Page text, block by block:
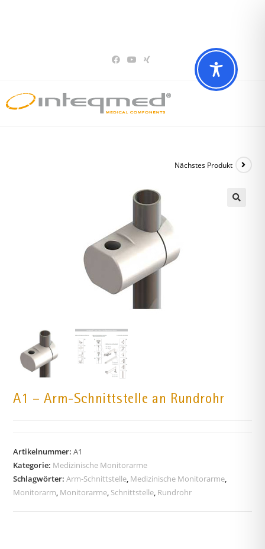
Nächstes Produkt
A1 – Arm-Schnittstelle an Rundrohr
Artikelnummer:A1
Kategorie: Medizinische Monitorarme
Schlagwörter:Arm-Schnittstelle, Medizinische Monitorarme,
Monitorarm, Monitorarme, Schnittstelle, Rundrohr